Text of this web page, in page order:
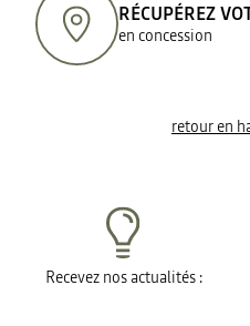
RÉCUPÉREZ
en concession
retour en
Recevez nos actualités :